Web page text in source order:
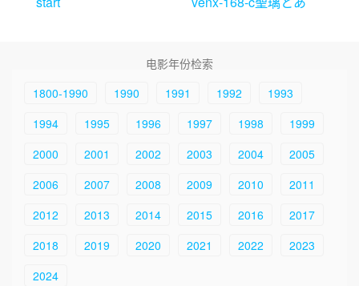
电影年份检索
1800-1990
1990 1991 1992
1993
1994
1995 1996 1997 1998
1999
2000
2001 2002 2003 2004
2005
2006
2007 2008 2009 2010
2011
2012
2013 2014 2015 2016
2017
2018
2019 2020 2021 2022
2023
2024